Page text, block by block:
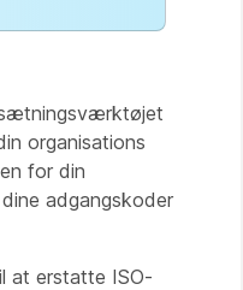
organisations
for din
adgangskoder
at erstatte ISO-